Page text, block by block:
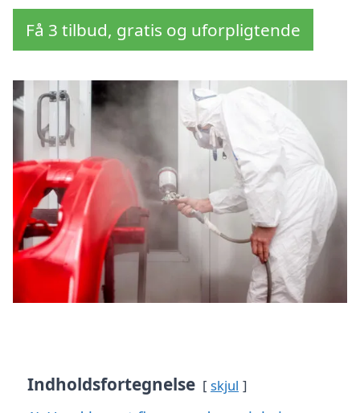
Få 3 tilbud, gratis og uforpligtende
Indholdsfortegnelse skjul